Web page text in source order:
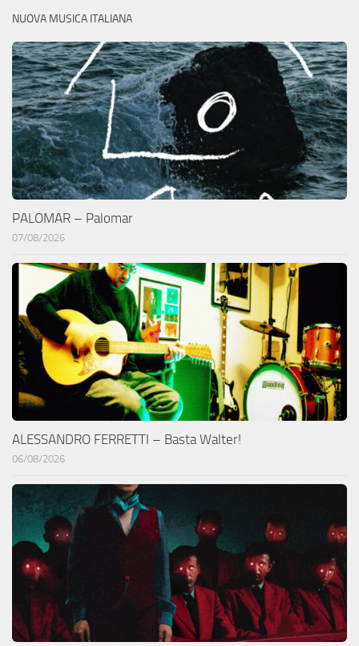
NUOVA MUSICA ITALIANA
PALOMAR – Palomar
07/08/2026
ALESSANDRO FERRETTI – Basta Walter!
06/08/2026